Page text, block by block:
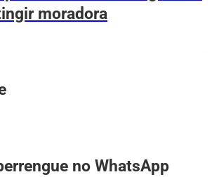
moradora
no WhatsApp